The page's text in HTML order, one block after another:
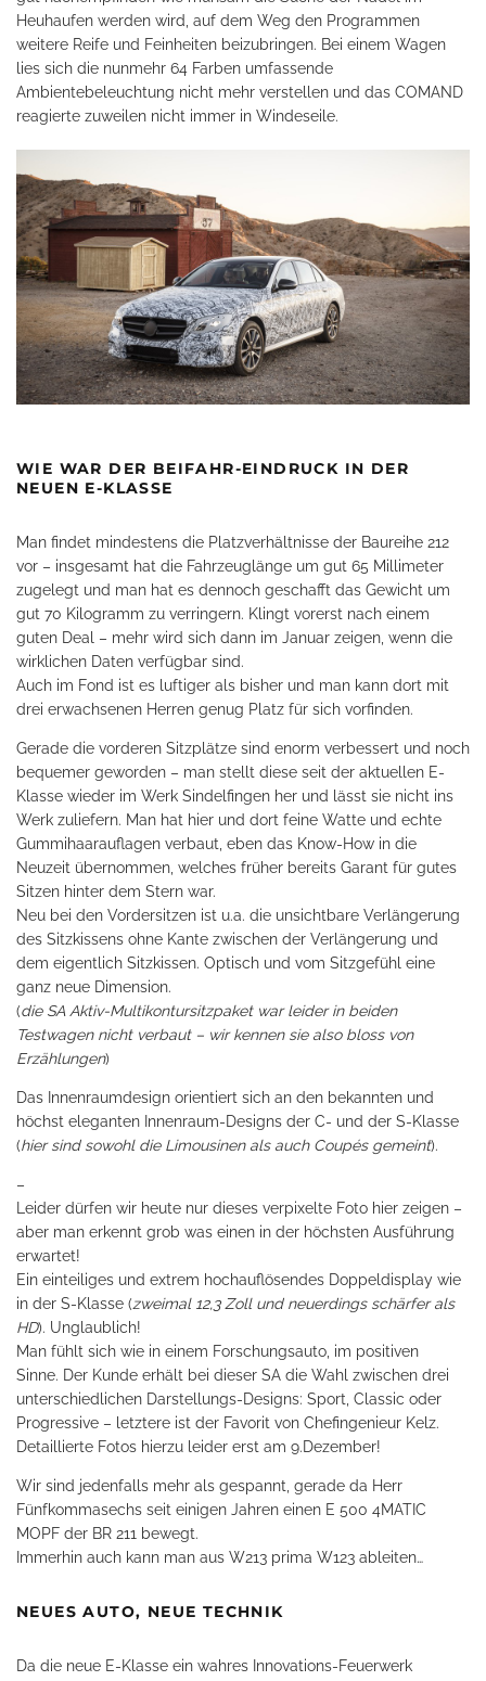
Heuhaufen werden wird, auf dem Weg den Programmen
weitere Reife und Feinheiten beizubringen. Bei einem Wagen
lies sich die nunmehr 64 Farben umfassende
Ambientebeleuchtung nicht mehr verstellen und das COMAND
reagierte zuweilen nicht immer in Windeseile.
WIE WAR DER BEIFAHR-EINDRUCK IN DER
NEUEN E-KLASSE
Man findet mindestens die Platzverhältnisse der Baureihe 212
vor – insgesamt hat die Fahrzeuglänge um gut 65 Millimeter
zugelegt und man hat es dennoch geschafft das Gewicht um
gut 70 Kilogramm zu verringern. Klingt vorerst nach einem
guten Deal – mehr wird sich dann im Januar zeigen, wenn die
wirklichen Daten verfügbar sind.
Auch im Fond ist es luftiger als bisher und man kann dort mit
drei erwachsenen Herren genug Platz für sich vorfinden.
Gerade die vorderen Sitzplätze sind enorm verbessert und noch
bequemer geworden – man stellt diese seit der aktuellen E-
Klasse wieder im Werk Sindelfingen her und lässt sie nicht ins
Werk zuliefern. Man hat hier und dort feine Watte und echte
Gummihaarauflagen verbaut, eben das Know-How in die
Neuzeit übernommen, welches früher bereits Garant für gutes
Sitzen hinter dem Stern war.
Neu bei den Vordersitzen ist u.a. die unsichtbare Verlängerung
des Sitzkissens ohne Kante zwischen der Verlängerung und
dem eigentlich Sitzkissen. Optisch und vom Sitzgefühl eine
ganz neue Dimension.
(die SA Aktiv-Multikontursitzpaket war leider in beiden
Testwagen nicht verbaut – wir kennen sie also bloss von
Erzählungen)
Das Innenraumdesign orientiert sich an den bekannten und
höchst eleganten Innenraum-Designs der C- und der S-Klasse
(hier sind sowohl die Limousinen als auch Coupés gemeint).
–
Leider dürfen wir heute nur dieses verpixelte Foto hier zeigen –
aber man erkennt grob was einen in der höchsten Ausführung
erwartet!
Ein einteiliges und extrem hochauflösendes Doppeldisplay wie
in der S-Klasse (zweimal 12,3 Zoll und neuerdings schärfer als
HD). Unglaublich!
Man fühlt sich wie in einem Forschungsauto, im positiven
Sinne. Der Kunde erhält bei dieser SA die Wahl zwischen drei
unterschiedlichen Darstellungs-Designs: Sport, Classic oder
Progressive – letztere ist der Favorit von Chefingenieur Kelz.
Detaillierte Fotos hierzu leider erst am 9.Dezember!
Wir sind jedenfalls mehr als gespannt, gerade da Herr
Fünfkommasechs seit einigen Jahren einen E 500 4MATIC
MOPF der BR 211 bewegt.
Immerhin auch kann man aus W213 prima W123 ableiten…
NEUES AUTO, NEUE TECHNIK
Da die neue E-Klasse ein wahres Innovations-Feuerwerk